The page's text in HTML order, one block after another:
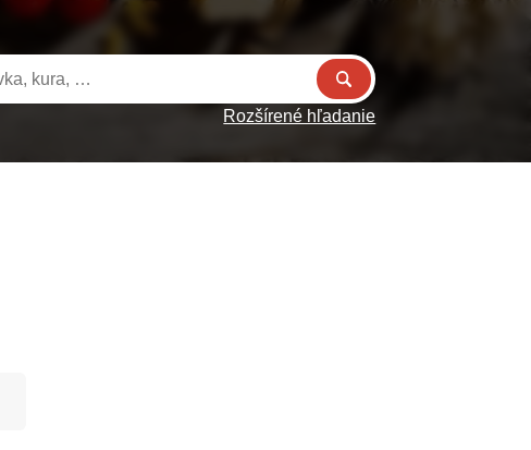
Rozšírené hľadanie